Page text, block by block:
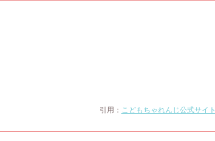
引用 ： こどもちゃれんじ公式サイト